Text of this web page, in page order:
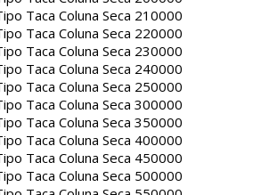
Taca Coluna Seca 210000
Taca Coluna Seca 220000
Taca Coluna Seca 230000
Taca Coluna Seca 240000
Taca Coluna Seca 250000
Taca Coluna Seca 300000
Taca Coluna Seca 350000
Taca Coluna Seca 400000
Taca Coluna Seca 450000
Taca Coluna Seca 500000